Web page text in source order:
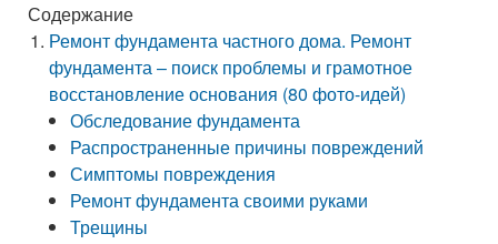
Содержание
Ремонт фундамента частного дома. Ремонт
фундамента – поиск проблемы и грамотное
восстановление основания (80 фото-идей)
Обследование фундамента
Распространенные причины повреждений
Симптомы повреждения
Ремонт фундамента своими руками
Трещины